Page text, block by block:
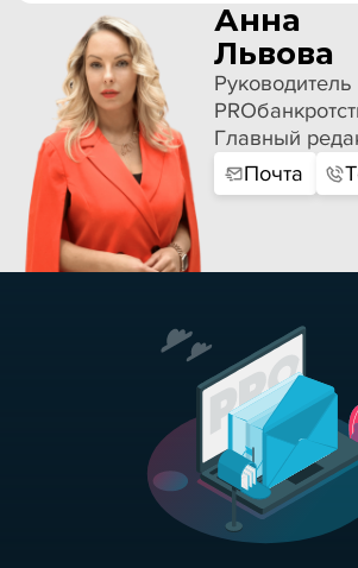
Анна
Львова
Руководитель
Главный
Почта